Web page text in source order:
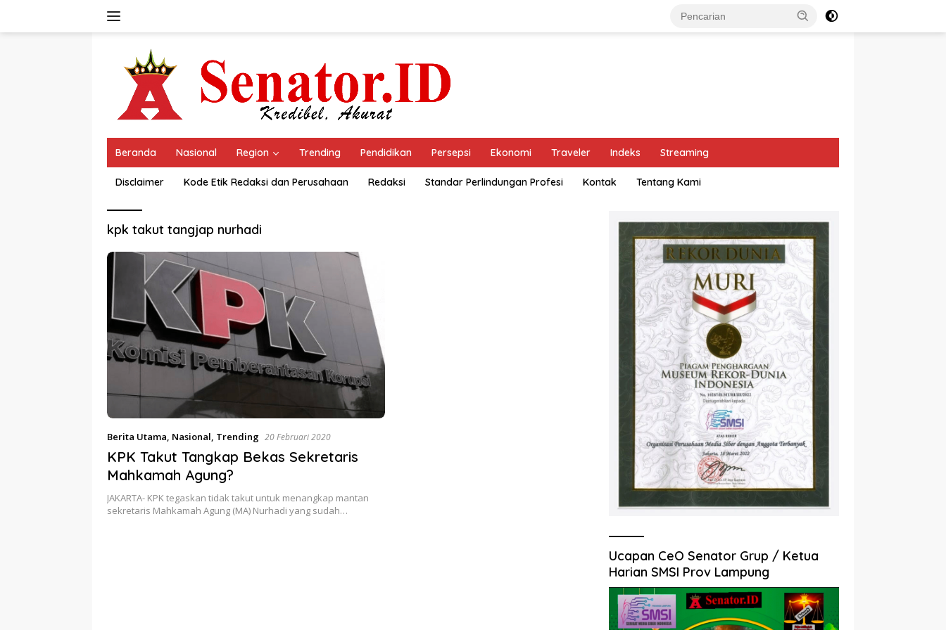
Beranda Nasional Region Trending Pendidikan Persepsi Ekonomi Traveler Indeks Streaming
Disclaimer Kode Etik Redaksi dan Perusahaan Redaksi Standar Perlindungan Profesi Kontak Tentang Kami
kpk takut tangjap nurhadi
Berita Utama, Nasional, Trending 20 Februari 2020
KPK Takut Tangkap Bekas Sekretaris
Mahkamah Agung?
JAKARTA- KPK tegaskan tidak takut untuk menangkap mantan
sekretaris Mahkamah Agung (MA) Nurhadi yang sudah…
Ucapan CeO Senator Grup / Ketua
Harian SMSI Prov Lampung